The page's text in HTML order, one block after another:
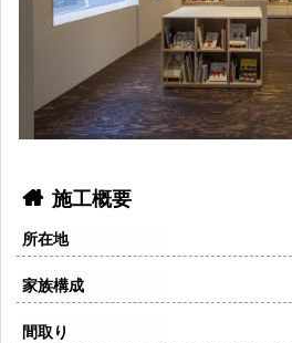
施工概要
所在地
家族構成
間取り